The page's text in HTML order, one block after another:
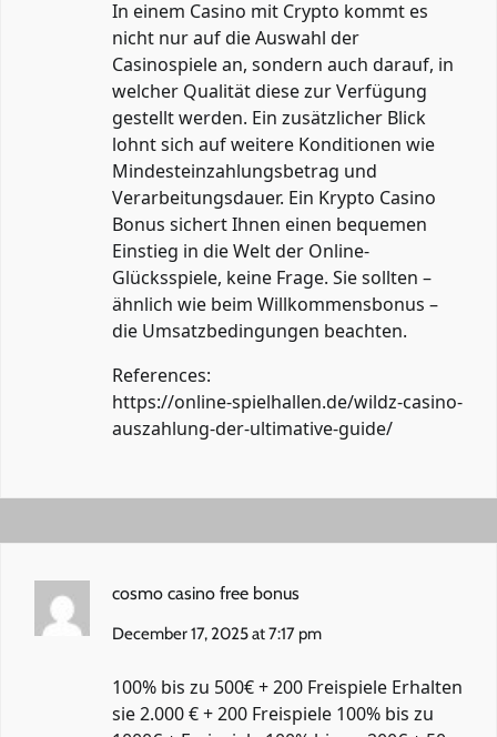
In einem Casino mit Crypto kommt es
nicht nur auf die Auswahl der
Casinospiele an, sondern auch darauf, in
welcher Qualität diese zur Verfügung
gestellt werden. Ein zusätzlicher Blick
lohnt sich auf weitere Konditionen wie
Mindesteinzahlungsbetrag und
Verarbeitungsdauer. Ein Krypto Casino
Bonus sichert Ihnen einen bequemen
Einstieg in die Welt der Online-
Glücksspiele, keine Frage. Sie sollten –
ähnlich wie beim Willkommensbonus –
die Umsatzbedingungen beachten.
References:
https://online-spielhallen.de/wildz-casino-
auszahlung-der-ultimative-guide/
cosmo casino free bonus
December 17, 2025 at 7:17 pm
100% bis zu 500€ + 200 Freispiele Erhalten
sie 2.000 € + 200 Freispiele 100% bis zu